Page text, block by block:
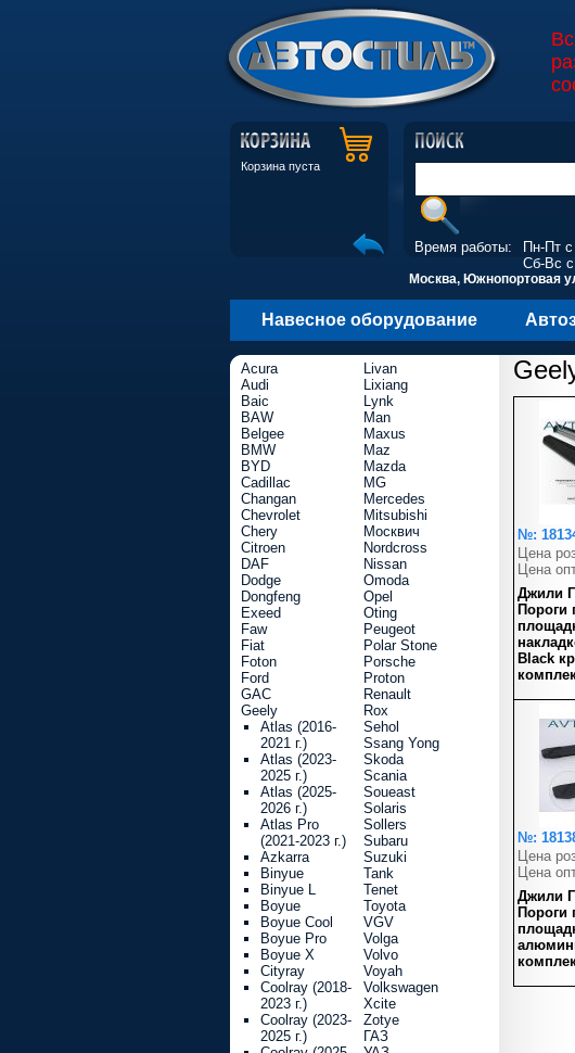
Корзина пуста
Время работы:
Пн-Пт
Сб-Вс
Москва, Южнопортовая
Навесное оборудование
№:
Цена
Цена
Джили
Пороги
Black
№:
Цена
Цена
Джили
Пороги
Acura
Audi
Baic
BAW
Belgee
BMW
BYD
Cadillac
Changan
Chevrolet
Chery
Citroen
DAF
Dodge
Dongfeng
Exeed
Faw
Fiat
Foton
Ford
GAC
Geely
Atlas (2016-
2021 г.)
Atlas (2023-
2025 г.)
Atlas (2025-
2026 г.)
Atlas Pro
(2021-2023 г.)
Azkarra
Binyue
Binyue L
Boyue
Boyue Cool
Boyue Pro
Boyue X
Cityray
Coolray (2018-
2023 г.)
Coolray (2023-
2025 г.)
Livan
Lixiang
Lynk
Man
Maxus
Maz
Mazda
MG
Mercedes
Mitsubishi
Москвич
Nordcross
Nissan
Omoda
Opel
Oting
Peugeot
Polar Stone
Porsche
Proton
Renault
Rox
Sehol
Ssang Yong
Skoda
Scania
Soueast
Solaris
Sollers
Subaru
Suzuki
Tank
Tenet
Toyota
VGV
Volga
Volvo
Voyah
Volkswagen
Xcite
Zotye
ГАЗ